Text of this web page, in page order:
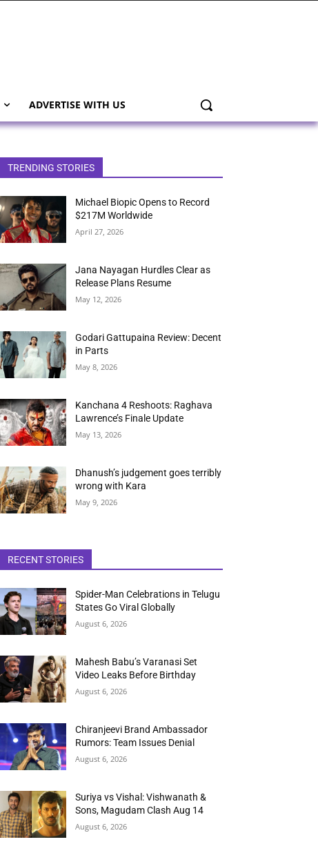
ADVERTISE WITH US
TRENDING STORIES
Michael Biopic Opens to Record
$217M Worldwide
April 27, 2026
Jana Nayagan Hurdles Clear as
Release Plans Resume
May 12, 2026
Godari Gattupaina Review: Decent
in Parts
May 8, 2026
Kanchana 4 Reshoots: Raghava
Lawrence’s Finale Update
May 13, 2026
Dhanush’s judgement goes terribly
wrong with Kara
May 9, 2026
RECENT STORIES
Spider-Man Celebrations in Telugu
States Go Viral Globally
August 6, 2026
Mahesh Babu’s Varanasi Set
Video Leaks Before Birthday
August 6, 2026
Chiranjeevi Brand Ambassador
Rumors: Team Issues Denial
August 6, 2026
Suriya vs Vishal: Vishwanath &
Sons, Magudam Clash Aug 14
August 6, 2026